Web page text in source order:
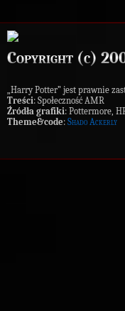
Copyright (c)
„Harry Potter” jest prawnie
Treści: Społeczność AMR
Źródła grafiki: Pottermore,
Theme&code: Shado Ackerly